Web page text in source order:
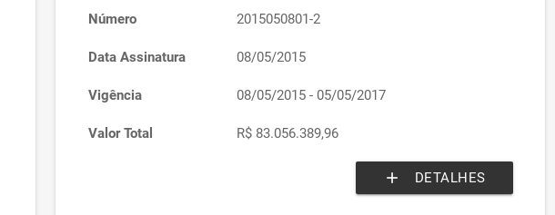
Número 2015050801-2
Data Assinatura 08/05/2015
Vigência 08/05/2015 - 05/05/2017
Valor Total R$ 83.056.389,96
add DETALHES